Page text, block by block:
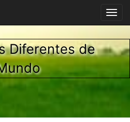
Diferentes de